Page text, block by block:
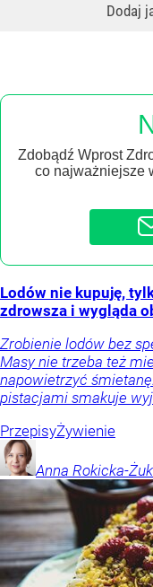
Dodaj
Zdobądź Wprost
co najważniejsze
Lodów nie kupuję,
zdrowsza i wygląda
Zrobienie lodów bez
Masy nie trzeba też
napowietrzyć
pistacjami smakuje
PrzepisyŻywienie
Anna Rokicka-Żuk